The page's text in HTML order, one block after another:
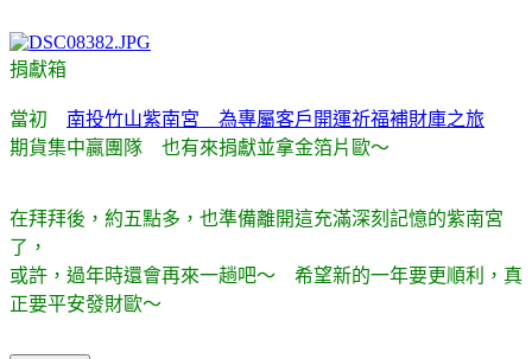
捐獻箱
當初 南投竹山紫南宮 為專屬客戶開運祈福補財庫之旅
期貨集中贏團隊 也有來捐獻並拿金箔片歐～
在拜拜後，約五點多，也準備離開這充滿深刻記憶的紫南宮
了，
或許，過年時還會再來一趟吧～ 希望新的一年要更順利，真
正要平安發財歐～